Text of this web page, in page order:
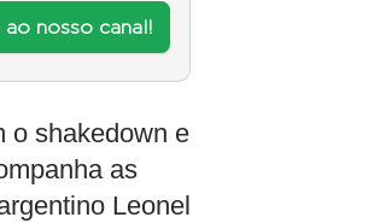
nosso canal!
o shakedown e
as
Leonel